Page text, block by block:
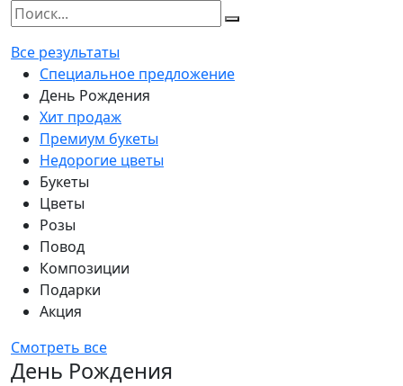
Все результаты
Специальное предложение
День Рождения
Хит продаж
Премиум букеты
Недорогие цветы
Букеты
Цветы
Розы
Повод
Композиции
Подарки
Акция
Смотреть все
День Рождения